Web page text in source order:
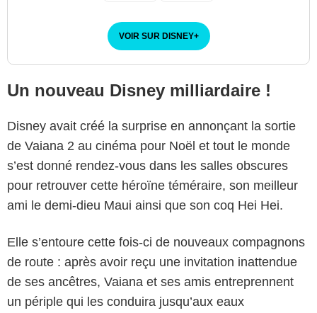
VOIR SUR DISNEY+
Un nouveau Disney milliardaire !
Disney avait créé la surprise en annonçant la sortie
de Vaiana 2 au cinéma pour Noël et tout le monde
s’est donné rendez-vous dans les salles obscures
pour retrouver cette héroïne téméraire, son meilleur
ami le demi-dieu Maui ainsi que son coq Hei Hei.
Elle s’entoure cette fois-ci de nouveaux compagnons
de route : après avoir reçu une invitation inattendue
de ses ancêtres, Vaiana et ses amis entreprennent
un périple qui les conduira jusqu’aux eaux